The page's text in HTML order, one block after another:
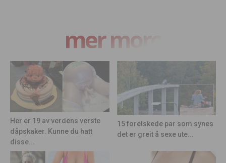
mer moro
Her er 19 av verdens verste
dåpskaker. Kunne du hatt
disse...
15 forelskede par som synes
det er greit å sexe ute...